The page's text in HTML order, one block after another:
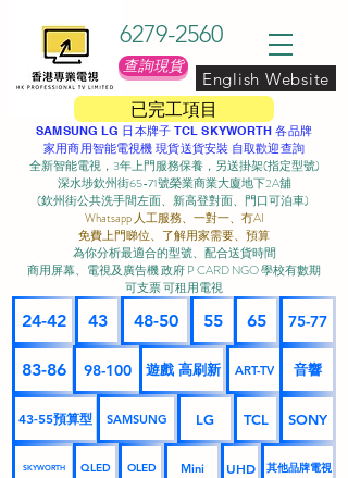
已完工項目
6279-2560
查詢現貨
English Website
SAMSUNG LG 日本牌子 TCL SKYWORTH 各品牌
家用商用智能電視機 現貨送貨安裝 自取歡迎查詢
全新智能電視，3年上門服務保養，另送掛架(指定型號)
深水埗欽州街65-71號榮業商業大廈地下2A舖
(欽州街公共洗手間左面、新高登對面、門口可泊車) ​
Whatsapp 人工服務、一對一、冇AI
免費上門睇位、了解用家需要、預算
為你分析最適合的型號、配合送貨時間
商用屏幕、電視及廣告機 政府 P CARD NGO 學校有數期
可支票 可租用電視
24-42 43 48-50 55 65 75-77
83-86 98-100 遊戲 高刷新 ART-TV 音響
43-55預算型 SAMSUNG LG TCL SONY
SKYWORTH QLED OLED Mini UHD 其他品牌電視